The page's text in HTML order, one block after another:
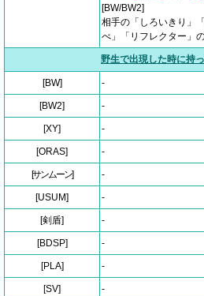
[BW/BW2]
相手の「しろいきり」
べ」「リフレクター」
野生で出現した時に持
[BW] -
[BW2] -
[XY] -
[ORAS] -
[サンムーン] -
[USUM] -
[剣盾] -
[BDSP] -
[PLA] -
[SV] -